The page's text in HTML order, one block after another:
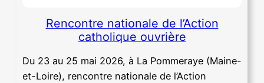
Rencontre nationale de l’Action
catholique ouvrière
Du 23 au 25 mai 2026, à La Pommeraye (Maine-
et-Loire), rencontre nationale de l’Action